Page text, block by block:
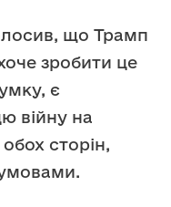
що Трамп
зробити це
є
війну на
сторін,
умовами.